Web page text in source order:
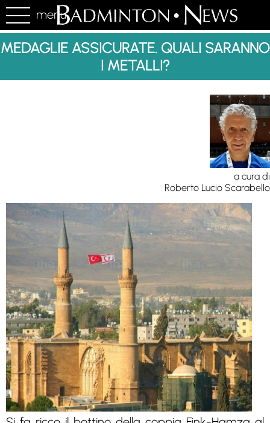
menu
MEDAGLIE ASSICURATE. QUALI SARANNO
I METALLI?
a cura di
Roberto Lucio Scarabello